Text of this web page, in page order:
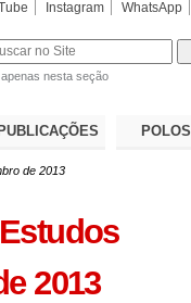
Instagram WhatsApp
apenas nesta seção
PUBLICAÇÕES POLOS
de 2013
2013